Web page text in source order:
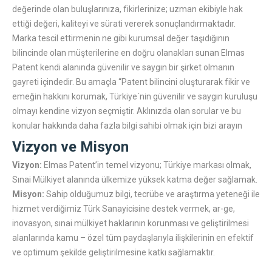
değerinde olan buluşlarınıza, fikirlerinize; uzman ekibiyle hak
ettiği değeri, kaliteyi ve sürati vererek sonuçlandırmaktadır.
Marka tescil ettirmenin ne gibi kurumsal değer taşıdığının
bilincinde olan müşterilerine en doğru olanakları sunan Elmas
Patent kendi alanında güvenilir ve saygın bir şirket olmanın
gayreti içindedir. Bu amaçla “Patent bilincini oluşturarak fikir ve
emeğin hakkını korumak, Türkiye´nin güvenilir ve saygın kuruluşu
olmayı kendine vizyon seçmiştir. Aklınızda olan sorular ve bu
konular hakkında daha fazla bilgi sahibi olmak için bizi arayın
Vizyon ve Misyon
Vizyon: Elmas Patent’in temel vizyonu; Türkiye markası olmak,
Sınai Mülkiyet alanında ülkemize yüksek katma değer sağlamak.
Misyon: Sahip olduğumuz bilgi, tecrübe ve araştırma yeteneği ile
hizmet verdiğimiz Türk Sanayicisine destek vermek, ar-ge,
inovasyon, sınai mülkiyet haklarının korunması ve geliştirilmesi
alanlarında kamu – özel tüm paydaşlarıyla ilişkilerinin en efektif
ve optimum şekilde geliştirilmesine katkı sağlamaktır.